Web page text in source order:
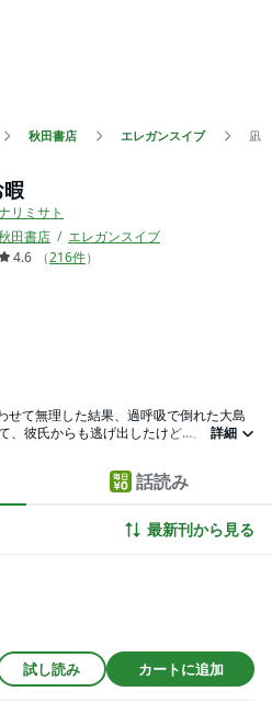
秋田書店 エレガンスイブ 凪
暇
リミサト
田書店
エレガンスイブ
4.6
（216件）
せて無理した結果、過呼吸で倒れた大島
、彼氏からも逃げ出したけど…。元手100
詳細
話読み
最新刊から見る
試し読み カートに追加